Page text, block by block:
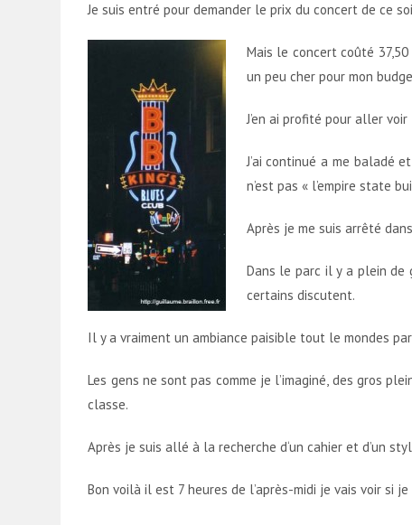
Je suis entré pour demander le prix du concert de ce
Mais le concert coûté
un peu cher pour mon
J’en ai profité pour aller
J’ai continué a me baladé
n’est pas « l’empire state
Après je me suis arrêté
Dans le parc il y a plein de
certains discutent.
Il y a vraiment un ambiance paisible tout le mondes
Les gens ne sont pas comme je l’imaginé, des gros
classe.
Après je suis allé à la recherche d‘un cahier et d’un
Bon voilà il est 7 heures de l’après-midi je vais voir si